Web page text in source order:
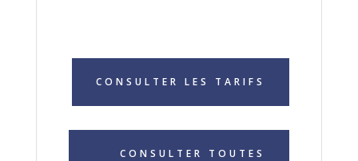
CONSULTER LES TARIFS
CONSULTER TOUTES